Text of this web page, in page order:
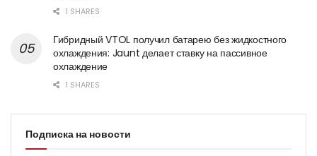
1 SHARES
Гибридный VTOL получил батарею без жидкостного
охлаждения: Jaunt делает ставку на пассивное
охлаждение
1 SHARES
Подписка на новости